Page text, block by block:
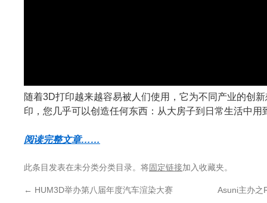
随着3D打印越来越容易被人们使用，它为不同产业的创
印，您几乎可以创造任何东西：从大房子到日常生活中用
阅读完整文章……
此条目发表在未分类分类目录。将固定链接加入收藏夹。
← HUM3D举办第八届年度汽车渲染大赛 Asuni主办之